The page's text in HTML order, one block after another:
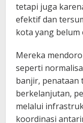
tetapi juga
efektif dan
kota yang belum
Mereka
seperti
banjir, penataan
berkelanjutan,
melalui
koordinasi